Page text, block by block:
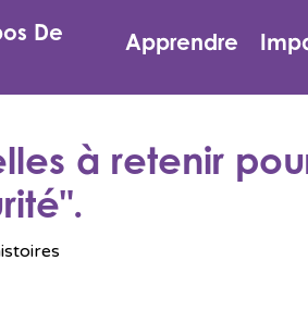
De Apprendre
à retenir